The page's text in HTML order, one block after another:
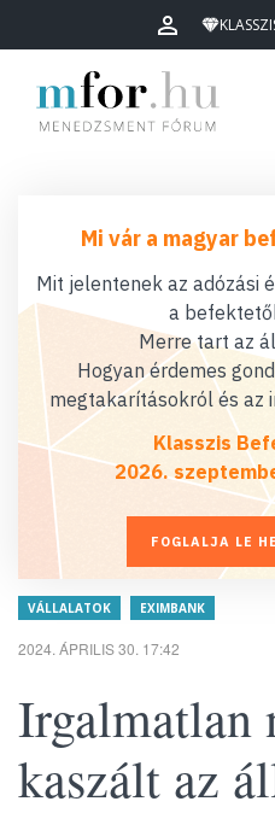
Mi vár a magyar
Mit jelentenek az adózási
a
Merre tart az
Hogyan érdemes
megtakarításokról és az
Klasszis
2026.
FOGLALJA LE
VÁLLALATOK EXIMBANK
2024. ÁPRILIS 30. 17:42
Irgalmatlan
kaszált az